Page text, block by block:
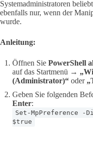
Systemadministratoren
ebenfalls nur, wenn der
wurde.
Anleitung:
Öffnen Sie PowerShell
auf das Startmenü →
(Administrator)“ oder
Geben Sie folgenden
Enter:
Set-MpPreference -
$true